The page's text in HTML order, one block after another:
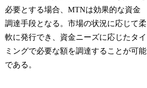
必要とする場合、MTNは効果的な資金
調達手段となる。市場の状況に応じて柔
軟に発行でき、資金ニーズに応じたタイ
ミングで必要な額を調達することが可能
である。